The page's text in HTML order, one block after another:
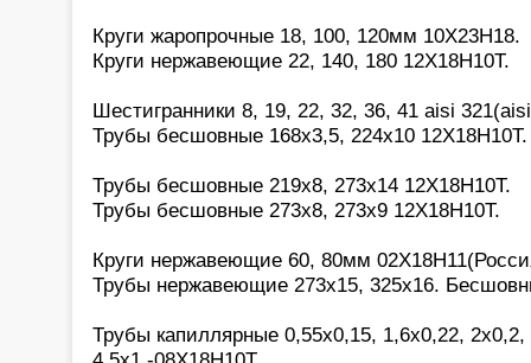
Круги жаропрочные 18, 100, 120мм 10Х23Н18.
Круги нержавеющие 22, 140, 180 12Х18Н10Т.
Шестигранники 8, 19, 22, 32, 36, 41 aisi
Трубы бесшовные 168х3,5, 224х10
Трубы бесшовные 219х8, 273х14 12Х18Н10Т.
Трубы бесшовные 273х8, 273х9 12Х18Н10Т.
Круги нержавеющие 60, 80мм
Трубы нержавеющие 273х15, 325х16.
Трубы капиллярные 0,55х0,15, 1,6х0,22,